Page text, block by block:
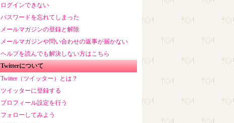
ログインできない
パスワードを忘れてしまった
メールマガジンの登録と解除
メールマガジンや問い合わせの返事が届かない
ヘルプを読んでも解決しない方はこちら
Twitterについて
Twitter（ツイッター）とは？
ツイッターに登録する
プロフィール設定を行う
フォローしてみよう